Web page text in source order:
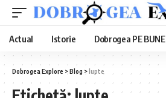
Actual Istorie Dobrogea PE BUNE
Dobrogea Explore >Blog >lupte